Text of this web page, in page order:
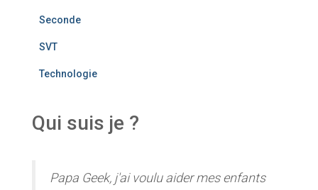
Seconde
SVT
Technologie
Qui suis je ?
Papa Geek, j'ai voulu aider mes enfants